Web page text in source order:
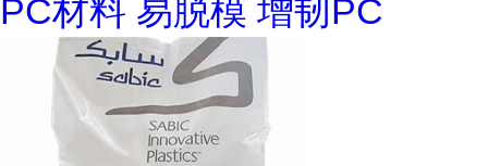
PC材料 易脱模 增韧PC